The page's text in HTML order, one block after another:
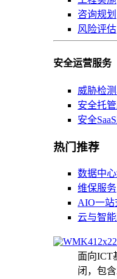
咨询规划
风险评估
安全运营服务
威胁检
安全托
安全
热门推荐
数据中
维保服务
AIO一站
云与智
面向ICT
闭，包